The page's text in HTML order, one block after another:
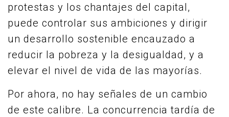
protestas y los chantajes del capital,
puede controlar sus ambiciones y dirigir
un desarrollo sostenible encauzado a
reducir la pobreza y la desigualdad, y a
elevar el nivel de vida de las mayorías.
Por ahora, no hay señales de un cambio
de este calibre. La concurrencia tardía de